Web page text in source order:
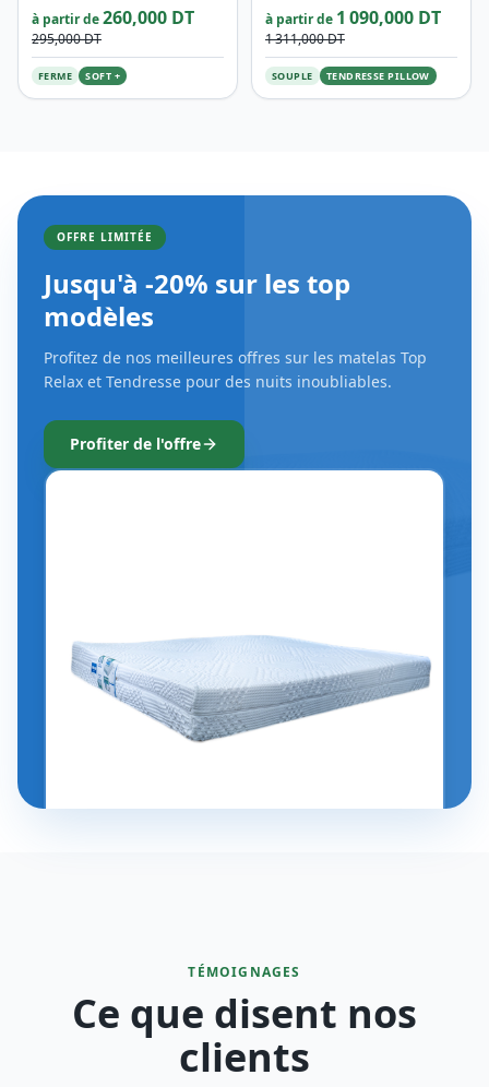
à partir de260,000 DT
295,000 DT
FERME SOFT +
à partir de 1 090,000 DT
1 311,000 DT
SOUPLE TENDRESSE PILLOW
OFFRE LIMITÉE
Jusqu'à -20% sur les top
modèles
Profitez de nos meilleures offres sur les matelas Top
Relax et Tendresse pour des nuits inoubliables.
Profiter de l'offre
TÉMOIGNAGES
Ce que disent nos
clients